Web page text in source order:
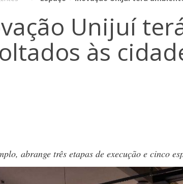
Unijuí
às
abrange três etapas de execução e cinco